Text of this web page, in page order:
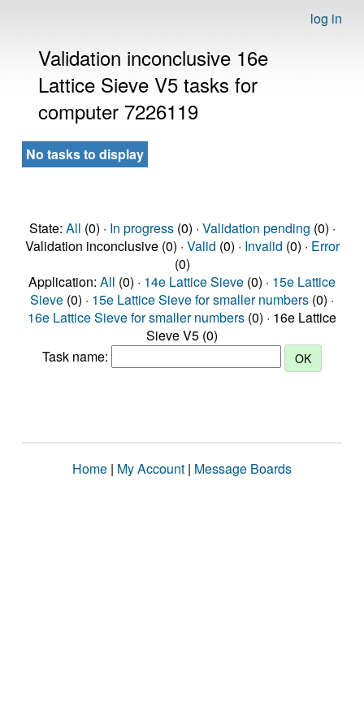
log in
Validation inconclusive 16e
Lattice Sieve V5 tasks for
computer 7226119
No tasks to display
State: All (0) · In progress(0) · Validation pending (0) ·
Validation inconclusive (0) · Valid (0) · Invalid (0) · Error
(0)
Application: All (0) · 14e Lattice Sieve (0) · 15e Lattice
Sieve (0) · 15e Lattice Sieve for smaller numbers (0) ·
16e Lattice Sieve for smaller numbers (0) · 16e Lattice
Sieve V5 (0)
Task name:
Home | My Account | Message Boards